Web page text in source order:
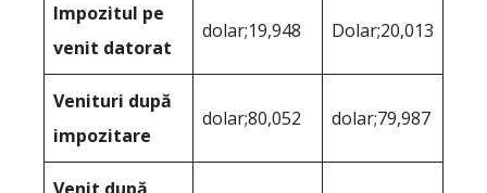
Impozitul pe
venit datorat
dolar;19,948 Dolar;20,013
Venituri după
impozitare
dolar;80,052 dolar;79,987